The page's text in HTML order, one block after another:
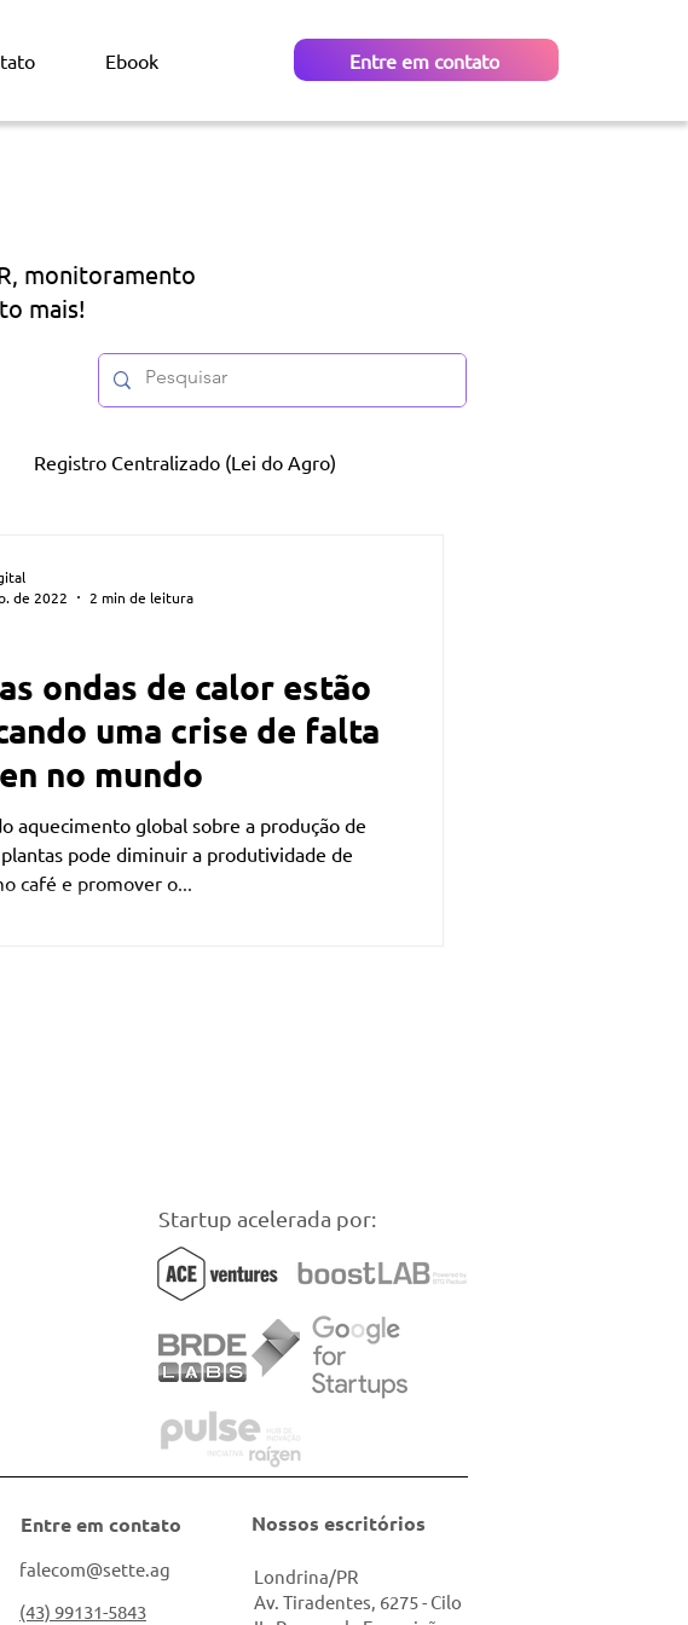
Ebook Entre em contato
monitoramento
mais!
Registro Centralizado (Lei do Agro)
ondas de calor estão
uma crise de falta
no mundo
aquecimento global sobre a produção de
pode diminuir a produtividade de
café e promover o...
de 2022
2 min de leitura
Startup acelerada por:
Entre em contato
falecom@sette.ag
(43) 99131-5843
Nossos escritórios
Londrina/PR
Av. Tiradentes, 6275 - Cilo